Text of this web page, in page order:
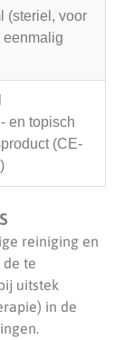
(steriel, voor
eenmalig
en topisch
(CE-
reiniging en
te
uitstek
in de